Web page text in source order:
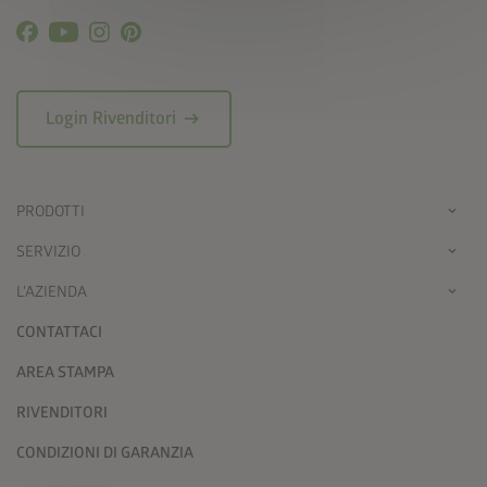
Login Rivenditori arrow_right_alt
PRODOTTI
SERVIZIO
L'AZIENDA
CONTATTACI
AREA STAMPA
RIVENDITORI
CONDIZIONI DI GARANZIA